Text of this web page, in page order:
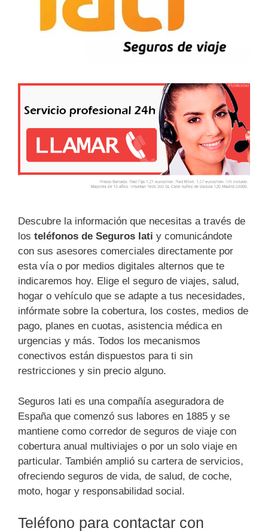
Descubre la información que necesitas a través de
los teléfonos de Seguros Iati y comunicándote
con sus asesores comerciales directamente por
esta vía o por medios digitales alternos que te
indicaremos hoy. Elige el seguro de viajes, salud,
hogar o vehículo que se adapte a tus necesidades,
infórmate sobre la cobertura, los costes, medios de
pago, planes en cuotas, asistencia médica en
urgencias y más. Todos los mecanismos
conectivos están dispuestos para ti sin
restricciones y sin precio alguno.
Seguros Iati es una compañía aseguradora de
España que comenzó sus labores en 1885 y se
mantiene como corredor de seguros de viaje con
cobertura anual multiviajes o por un solo viaje en
particular. También amplió su cartera de servicios,
ofreciendo seguros de vida, de salud, de coche,
moto, hogar y responsabilidad social.
Teléfono para contactar con